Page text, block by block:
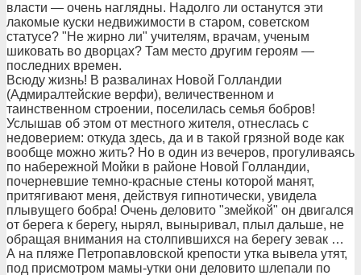
власти — очень наглядны. Надолго ли останутся эти
лакомые куски недвижимости в старом, советском
статусе? "Не жирно ли" учителям, врачам, ученым
шиковать во дворцах? Там место другим героям —
последних времен.
Всюду жизнь! В развалинах Новой Голландии
(Адмиралтейские верфи), величественном и
таинственном строении, поселилась семья бобров!
Услышав об этом от местного жителя, отнеслась с
недоверием: откуда здесь, да и в такой грязной воде как
вообще можно жить? Но в один из вечеров, прогуливаясь
по набережной Мойки в районе Новой Голландии,
почерневшие темно-красные стены которой манят,
притягивают меня, действуя гипнотически, увидела
плывущего бобра! Очень деловито "змейкой" он двигался
от берега к берегу, нырял, выныривал, плыл дальше, не
обращая внимания на столпившихся на берегу зевак …
А на пляже Петропавловской крепости утка вывела утят,
под присмотром мамы-утки они деловито шлепали по